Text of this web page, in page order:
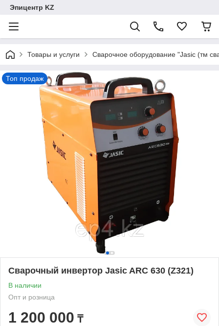
Эпицентр KZ
Товары и услуги Сварочное оборудование "Jasic (тм
Топ продаж
Сварочный инвертор Jasic ARC 630 (Z321)
В наличии
Опт и розница
1 200 000 ₸